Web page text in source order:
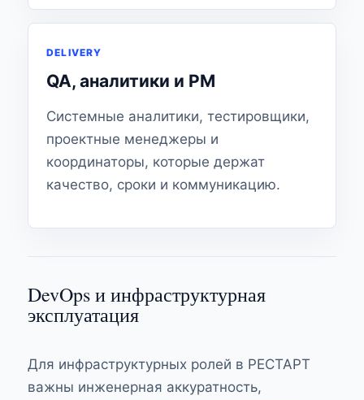
DELIVERY
QA, аналитики и PM
Системные аналитики, тестировщики,
проектные менеджеры и
координаторы, которые держат
качество, сроки и коммуникацию.
DevOps и инфраструктурная
эксплуатация
Для инфраструктурных ролей в РЕСТАРТ
важны инженерная аккуратность,